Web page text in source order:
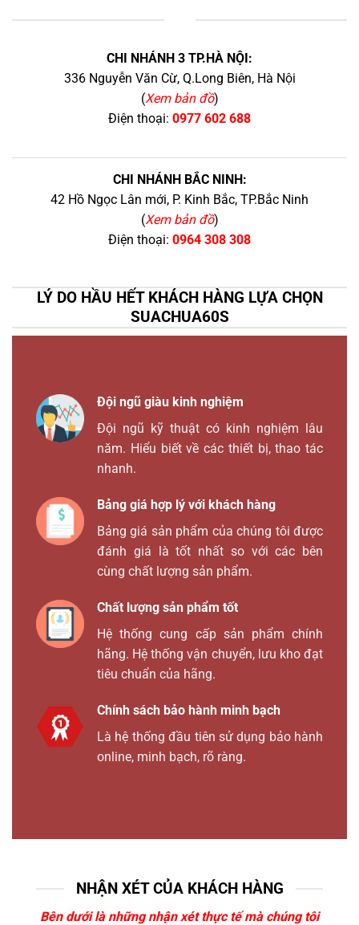
CHI NHÁNH 3 TP.HÀ NỘI:
336 Nguyễn Văn Cừ, Q.Long Biên, Hà Nội
(Xem bản đồ)
Điện thoại: 0977 602 688
CHI NHÁNH BẮC NINH:
42 Hồ Ngọc Lân mới, P. Kinh Bắc, TP.Bắc Ninh
(Xem bản đồ)
Điện thoại: 0964 308 308
LÝ DO HẦU HẾT KHÁCH HÀNG LỰA CHỌN
SUACHUA60S
Đội ngũ giàu kinh nghiệm
Đội ngũ kỹ thuật có kinh nghiệm lâu
năm. Hiểu biết về các thiết bị, thao tác
nhanh.
Bảng giá hợp lý với khách hàng
Bảng giá sản phẩm của chúng tôi được
đánh giá là tốt nhất so với các bên
cùng chất lượng sản phẩm.
Chất lượng sản phẩm tốt
Hệ thống cung cấp sản phẩm chính
hãng. Hệ thống vận chuyển, lưu kho đạt
tiêu chuẩn của hãng.
Chính sách bảo hành minh bạch
Là hệ thống đầu tiên sử dụng bảo hành
online, minh bạch, rõ ràng.
NHẬN XÉT CỦA KHÁCH HÀNG
Bên dưới là những nhận xét thực tế mà chúng tôi